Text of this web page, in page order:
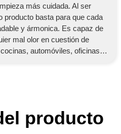
más cuidada. Al ser
producto basta para que cada
y ármonica. Es capaz de
mal olor en cuestión de
automóviles, oficinas…
producto